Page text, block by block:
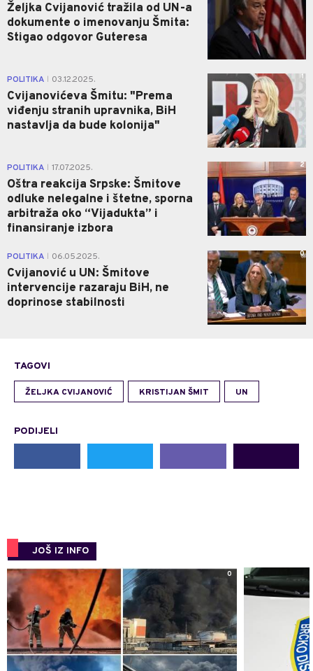
Željka Cvijanović tražila od UN-a
dokumente o imenovanju Šmita:
Stigao odgovor Guteresa
POLITIKA 03.12.2025.
Cvijanovićeva Šmitu: "Prema
viđenju stranih upravnika, BiH
nastavlja da bude kolonija"
1
POLITIKA 17.07.2025.
Oštra reakcija Srpske: Šmitove
odluke nelegalne i štetne, sporna
arbitraža oko “Vijadukta” i
finansiranje izbora
2
POLITIKA 06.05.2025.
Cvijanović u UN: Šmitove
intervencije razaraju BiH, ne
doprinose stabilnosti
0
TAGOVI
ŽELJKA CVIJANOVIĆ KRISTIJAN ŠMIT UN
PODIJELI
JOŠ IZ INFO
0